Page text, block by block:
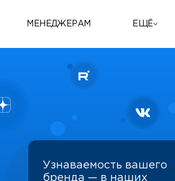
МЕНЕДЖЕРАМ ЕЩЁ
Узнаваемость вашего
бренда — в наших